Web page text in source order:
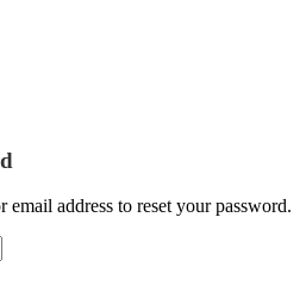
email address to reset your password.